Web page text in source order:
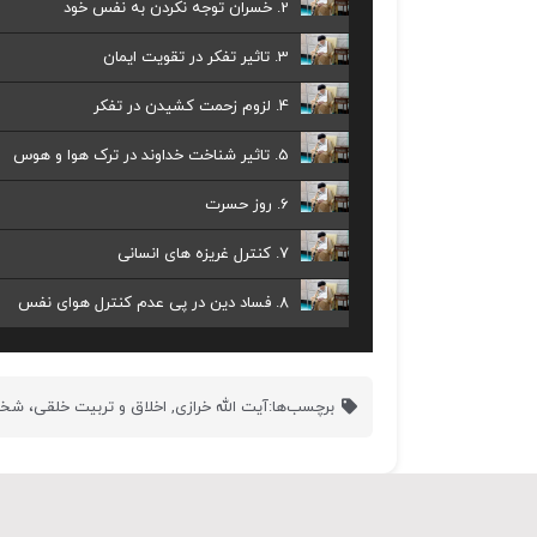
2. خسران توجه نکردن به نفس خود
3. تاثیر تفکر در تقویت ایمان
4. لزوم زحمت کشیدن در تفکر
5. تاثیر شناخت خداوند در ترک هوا و هوس
6. روز حسرت
7. کنترل غریزه های انسانی
8. فساد دین در پی عدم کنترل هوای نفس
برچسب‌ها:آیت الله خرازی, اخلاق و تربیت خلقی،